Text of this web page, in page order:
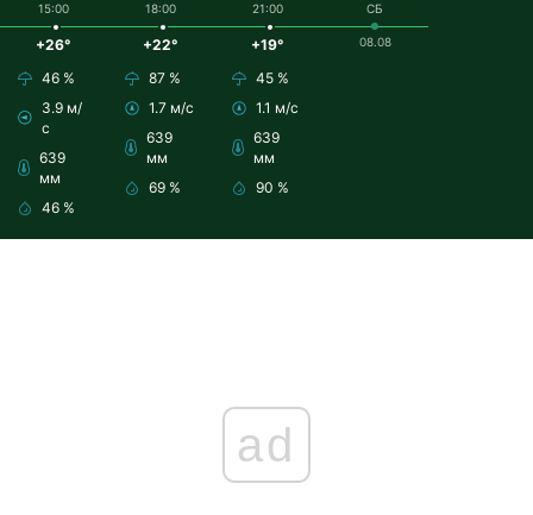
15:00
+26°
46 %
3.9 м/
с
639
мм
46 %
18:00
+22°
87 %
1.7 м/с
639
мм
69 %
21:00
+19°
45 %
1.1 м/с
639
мм
90 %
СБ
08.08
ad